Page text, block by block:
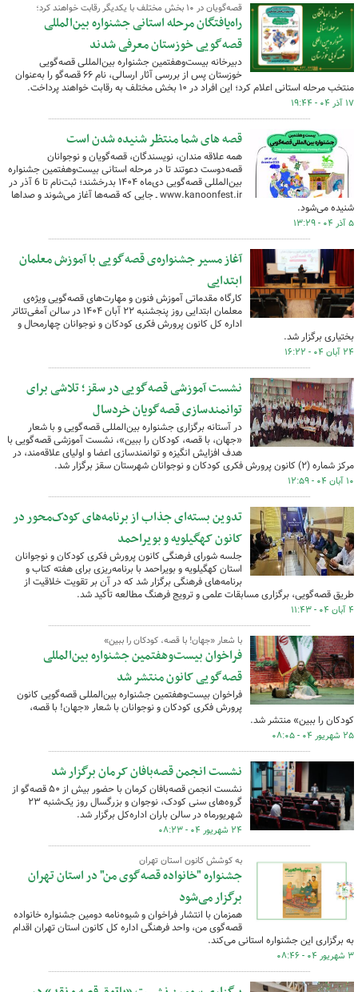
قصه‌گویان در ۱۰ بخش مختلف با یکدیگر رقابت خواهند کرد؛
راه‌یافتگان مرحله استانی جشنواره بین‌المللی
قصه‌گویی خوزستان معرفی شدند
دبیرخانه بیست‌وهفتمین جشنواره بین‌المللی قصه‌گویی
خوزستان پس از بررسی آثار ارسالی، نام ۶۶ قصه‌گو را به‌عنوان
منتخب مرحله استانی اعلام کرد؛ این افراد در ۱۰ بخش مختلف به رقابت خواهند پرداخت.
۱۷ آذر ۰۴ - ۱۹:۴۴
قصه های شما منتظر شنیده شدن است
همه علاقه مندان، نویسندگان، قصه‌گویان و نوجوانان
قصه‌دوست دعوتند تا در مرحله استانی بیست‌وهفتمین جشنواره
بین‌المللی قصه‌گویی دی‌ماه ۱۴۰۴ بدرخشند؛ ثبت‌نام تا 6 آذر در
www.kanoonfest.ir ـ جایی که قصه‌ها آغاز می‌شوند و صداها
شنیده می‌شود.
۵ آذر ۰۴ - ۱۳:۲۹
آغاز مسیر جشنواره‌ی قصه‌گویی با آموزش معلمان
ابتدایی
کارگاه مقدماتی آموزش فنون و مهارت‌های قصه‌گویی ویژه‌ی
معلمان ابتدایی روز پنجشنبه ۲۲ آبان ۱۴۰۴ در سالن آمفی‌تئاتر
اداره کل کانون پرورش فکری کودکان و نوجوانان چهارمحال و
بختیاری برگزار شد.
۲۴ آبان ۰۴ - ۱۶:۲۲
نشست آموزشی قصه‌گویی در سقز؛ تلاشی برای
توانمندسازی قصه‌گویان خردسال
در آستانه برگزاری جشنواره بین‌المللی قصه‌گویی و با شعار
«جهان، با قصه، کودکان را ببین»، نشست آموزشی قصه‌گویی با
هدف افزایش انگیزه و توانمندسازی اعضا و اولیای علاقه‌مند، در
مرکز شماره (۲) کانون پرورش فکری کودکان و نوجوانان شهرستان سقز برگزار شد.
۱۰ آبان ۰۴ - ۱۲:۵۹
تدوین بسته‌ای جذاب از برنامه‌های کودک‌محور در
کانون کهگیلویه و بویراحمد
جلسه شورای فرهنگی کانون پرورش فکری کودکان و نوجوانان
استان کهگیلویه و بویراحمد با برنامه‌ریزی برای هفته کتاب و
برنامه‌های فرهنگی برگزار شد که در آن بر تقویت خلاقیت از
طریق قصه‌گویی، برگزاری مسابقات علمی و ترویج فرهنگ مطالعه تأکید شد.
۴ آبان ۰۴ - ۱۱:۴۳
با شعار «جهان! با قصه، کودکان را ببین»
فراخوان بیست‌وهفتمین جشنواره بین‌المللی
قصه‌گویی کانون منتشر شد
فراخوان بیست‌وهفتمین جشنواره بین‌المللی قصه‌گویی کانون
پرورش فکری کودکان و نوجوانان با شعار «جهان! با قصه،
کودکان را ببین» منتشر شد.
۲۵ شهریور ۰۴ - ۰۸:۰۵
نشست انجمن قصه‌بافان کرمان برگزار شد
نشست انجمن قصه‌بافان کرمان با حضور بیش از ۵۰ قصه‌گو از
گروه‌های سنی کودک، نوجوان و بزرگسال روز یک‌شنبه ۲۳
شهریورماه در سالن باران اداره‌کل برگزار شد.
۲۴ شهریور ۰۴ - ۰۸:۲۳
به کوشش کانون استان تهران
جشنواره "خانواده قصه‌گوی من" در استان تهران
برگزار می‌شود
همزمان با انتشار فراخوان و شیوه‌نامه دومین جشنواره خانواده
قصه‌گوی من، واحد فرهنگی اداره کل کانون استان تهران اقدام
به برگزاری این جشنواره استانی می‌کند.
۳ شهریور ۰۴ - ۰۸:۴۶